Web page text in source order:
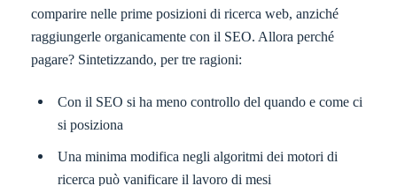
comparire nelle prime posizioni di ricerca web, anziché
raggiungerle organicamente con il SEO. Allora perché
pagare? Sintetizzando, per tre ragioni:
Con il SEO si ha meno controllo del quando e come ci
si posiziona
Una minima modifica negli algoritmi dei motori di
ricerca può vanificare il lavoro di mesi